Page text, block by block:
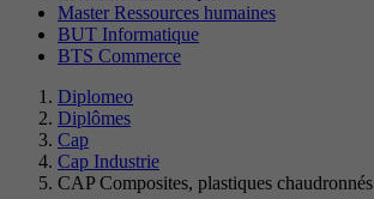
Master Ressources humaines
BUT Informatique
BTS Commerce
Diplomeo
Diplômes
Cap
Cap Industrie
CAP Composites, plastiques chaudronnés